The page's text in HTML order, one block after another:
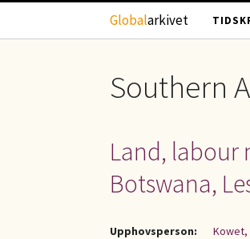
Hoppa till huvudinnehåll
Globalarkivet
Southern
Land, labour
Botswana,
Upphovsperson:
Kowet,